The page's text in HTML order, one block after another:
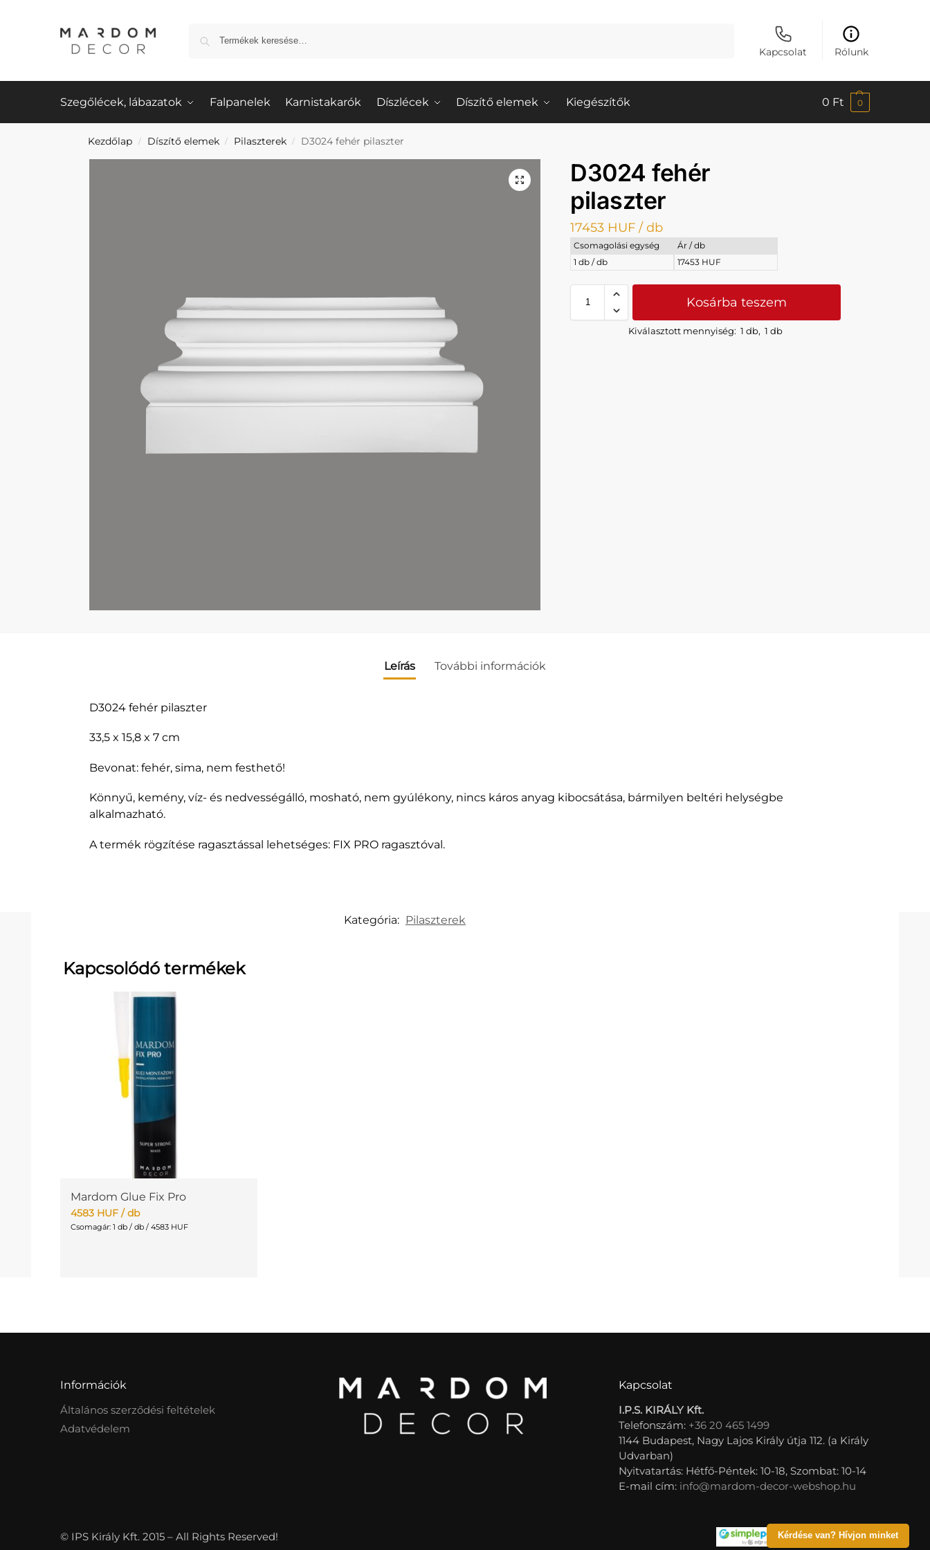
Kapcsolat Rólunk
Szegőlécek, lábazatok Falpanelek Karnistakarók Díszlécek Díszítő elemek Kiegészítők 0 Ft 0
Kezdőlap / Díszítő elemek / Pilaszterek / D3024 fehér pilaszter
D3024 fehér
pilaszter
17453 HUF / db
Csomagolási egység
Ár / db
1 db / db
17453 HUF
Kosárba teszem
Kiválasztott mennyiség: 1 db,1 db
Kérdése van? Hívjon minket
Leírás További információk
D3024 fehér pilaszter
33,5 x 15,8 x 7 cm
Bevonat: fehér, sima, nem festhető!
Könnyű, kemény, víz- és nedvességálló, mosható, nem gyúlékony, nincs káros anyag kibocsátása, bármilyen beltéri helységbe
alkalmazható.
A termék rögzítése ragasztással lehetséges: FIX PRO ragasztóval.
Kategória: Pilaszterek
Kapcsolódó termékek
Mardom Glue Fix Pro
4583 HUF / db
Csomagár: 1 db / db / 4583 HUF
Információk
Általános szerződési feltételek
Adatvédelem
Kapcsolat
I.P.S. KIRÁLY Kft.
Telefonszám: +36 20 465 1499
1144 Budapest, Nagy Lajos Király útja 112. (a Király
Udvarban)
Nyitvatartás: Hétfő-Péntek: 10-18, Szombat: 10-14
E-mail cím: info@mardom-decor-webshop.hu
© IPS Király Kft. 2015 – All Rights Reserved!